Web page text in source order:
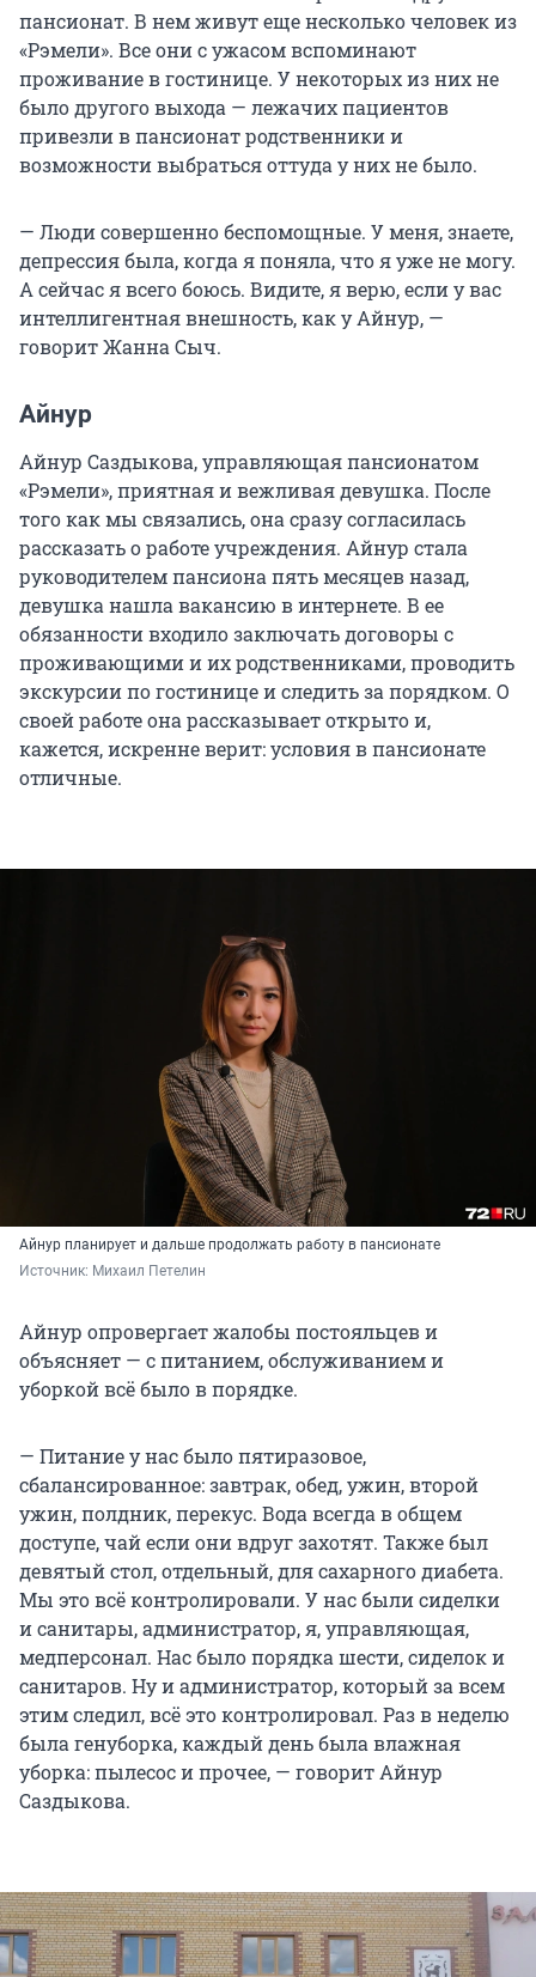
пансионат. В нем живут еще несколько человек из
«Рэмели». Все они с ужасом вспоминают
проживание в гостинице. У некоторых из них не
было другого выхода — лежачих пациентов
привезли в пансионат родственники и
возможности выбраться оттуда у них не было.
— Люди совершенно беспомощные. У меня, знаете,
депрессия была, когда я поняла, что я уже не могу.
А сейчас я всего боюсь. Видите, я верю, если у вас
интеллигентная внешность, как у Айнур, —
говорит Жанна Сыч.
Айнур
Айнур Саздыкова, управляющая пансионатом
«Рэмели», приятная и вежливая девушка. После
того как мы связались, она сразу согласилась
рассказать о работе учреждения. Айнур стала
руководителем пансиона пять месяцев назад,
девушка нашла вакансию в интернете. В ее
обязанности входило заключать договоры с
проживающими и их родственниками, проводить
экскурсии по гостинице и следить за порядком. О
своей работе она рассказывает открыто и,
кажется, искренне верит: условия в пансионате
отличные.
Айнур планирует и дальше продолжать работу в пансионате
Источник: Михаил Петелин
Айнур опровергает жалобы постояльцев и
объясняет — с питанием, обслуживанием и
уборкой всё было в порядке.
— Питание у нас было пятиразовое,
сбалансированное: завтрак, обед, ужин, второй
ужин, полдник, перекус. Вода всегда в общем
доступе, чай если они вдруг захотят. Также был
девятый стол, отдельный, для сахарного диабета.
Мы это всё контролировали. У нас были сиделки
и санитары, администратор, я, управляющая,
медперсонал. Нас было порядка шести, сиделок и
санитаров. Ну и администратор, который за всем
этим следил, всё это контролировал. Раз в неделю
была генуборка, каждый день была влажная
уборка: пылесос и прочее, — говорит Айнур
Саздыкова.